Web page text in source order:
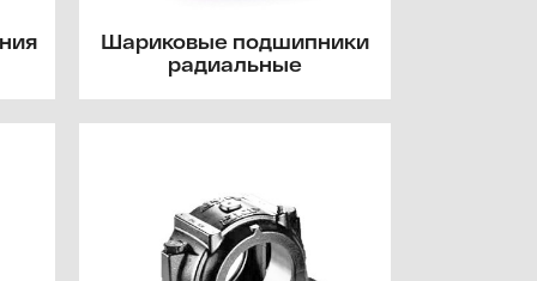
Шариковые подшипники
радиальные